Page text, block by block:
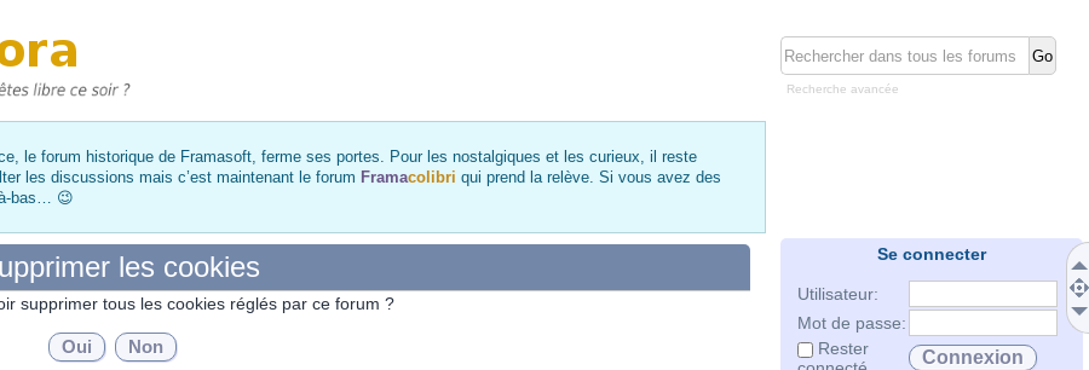
Recherche avancée
le forum historique de Framasoft, ferme ses portes. Pour les nostalgiques et les curieux, il reste
les discussions mais c’est maintenant le forum Framacolibri qui prend la relève. Si vous avez des
bas… 😉
Se connecter
Utilisateur:
Mot de passe:
Rester
les cookies
supprimer tous les cookies réglés par ce forum ?